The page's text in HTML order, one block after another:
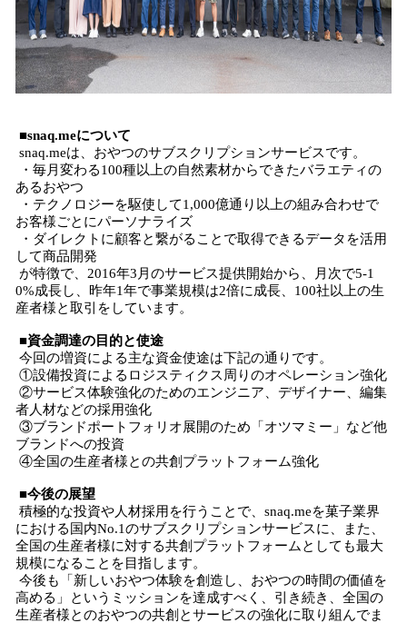
■snaq.meについて
snaq.meは、おやつのサブスクリプションサービスです。
・毎月変わる100種以上の自然素材からできたバラエティの
あるおやつ
・テクノロジーを駆使して1,000億通り以上の組み合わせで
お客様ごとにパーソナライズ
・ダイレクトに顧客と繋がることで取得できるデータを活用
して商品開発
が特徴で、2016年3月のサービス提供開始から、月次で5-1
0%成長し、昨年1年で事業規模は2倍に成長、100社以上の生
産者様と取引をしています。
■資金調達の目的と使途
今回の増資による主な資金使途は下記の通りです。
①設備投資によるロジスティクス周りのオペレーション強化
②サービス体験強化のためのエンジニア、デザイナー、編集
者人材などの採用強化
③ブランドポートフォリオ展開のため「オツマミー」など他
ブランドへの投資
④全国の生産者様との共創プラットフォーム強化
■今後の展望
積極的な投資や人材採用を行うことで、snaq.meを菓子業界
における国内No.1のサブスクリプションサービスに、また、
全国の生産者様に対する共創プラットフォームとしても最大
規模になることを目指します。
今後も「新しいおやつ体験を創造し、おやつの時間の価値を
高める」というミッションを達成すべく、引き続き、全国の
生産者様とのおやつの共創とサービスの強化に取り組んでま